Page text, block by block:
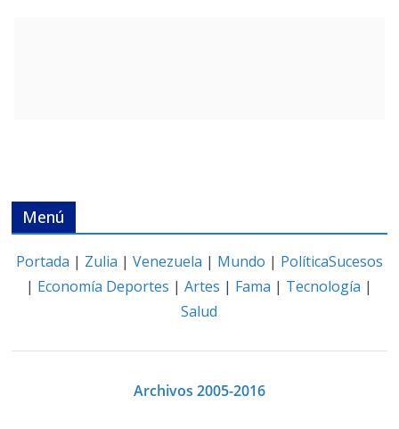
Menú
Portada | Zulia | Venezuela | Mundo | PolíticaSucesos
| Economía Deportes |Artes | Fama | Tecnología |
Salud
Archivos 2005-2016